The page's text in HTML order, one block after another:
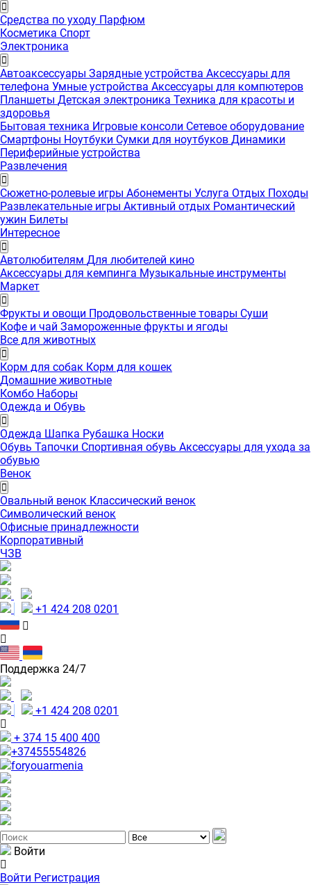
Средства по уходу Парфюм
Косметика Спорт
Электроника
Автоаксессуары Зарядные устройства Аксессуары для
телефона Умные устройства Аксессуары для компютеров
Планшеты Детская электроника Техника для красоты и
здоровья
Бытовая техника Игровые консоли Сетевое оборудование
Смартфоны Ноутбуки Сумки для ноутбуков Динамики
Периферийные устройства
Развлечения
Сюжетно-ролевые игры Абонементы Услуга Отдых Походы
Развлекательные игры Активный отдых Романтический
ужин Билеты
Интересноe
Автолюбителям Для любителей кино
Аксессуары для кемпинга Музыкальные инструменты
Маркет
Фрукты и овощи Продовольственные товары Суши
Кофе и чай Замороженные фрукты и ягоды
Все для животных
Корм для собак Корм для кошек
Домашние животные
Комбо Наборы
Одежда и Обувь
Одежда Шапка Рубашка Носки
Обувь Тапочки Спортивная обувь Аксессуары для ухода за
обувью
Венок
Овальный венок Классический венок
Символический венок
Офисные принадлежности
Корпоративный
ЧЗВ
+1 424 208 0201
Поддержка 24/7
+1 424 208 0201
+ 374 15 400 400
+37455554826
foryouarmenia
Войти
Войти Регистрация